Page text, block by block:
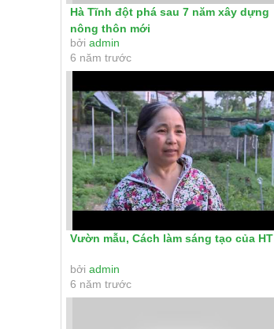
Hà Tĩnh đột phá sau 7 năm xây dựng
nông thôn mới
bởi admin
6 năm trước
Vườn mẫu, Cách làm sáng tạo của HT
bởi admin
6 năm trước